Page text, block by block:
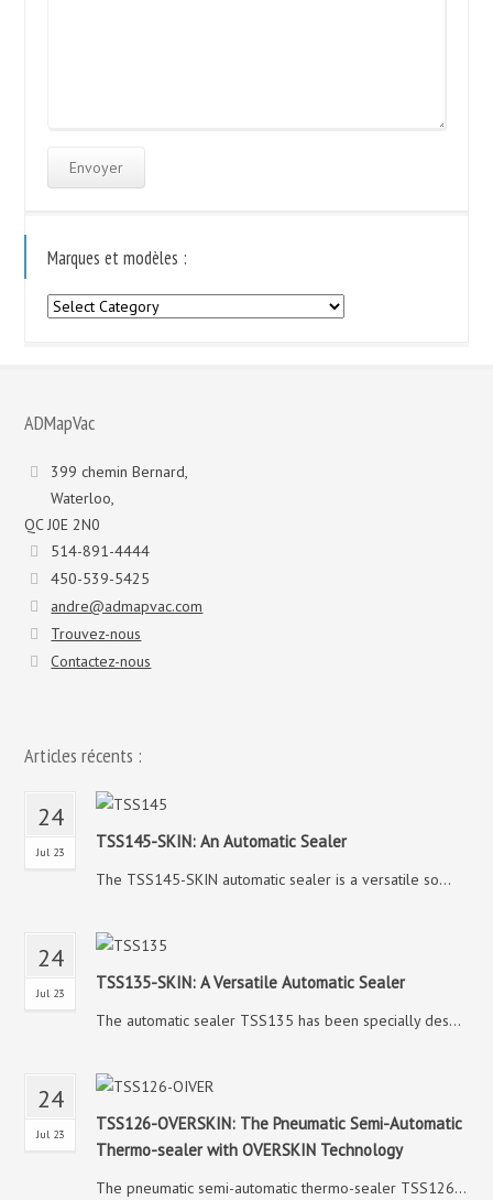
Marques et modèles :
Marques
ADMapVac
399 chemin Bernard,
Waterloo,
QC J0E 2N0
514-891-4444
450-539-5425
andre@admapvac.com
Trouvez-nous
Contactez-nous
Articles récents :
24
Jul 23
TSS145-SKIN: An Automatic Sealer
The TSS145-SKIN automatic sealer is a versatile so...
24
Jul 23
TSS135-SKIN: A Versatile Automatic Sealer
The automatic sealer TSS135 has been specially des...
24
Jul 23
TSS126-OVERSKIN: The Pneumatic Semi-Automatic
Thermo-sealer with OVERSKIN Technology
The pneumatic semi-automatic thermo-sealer TSS126...